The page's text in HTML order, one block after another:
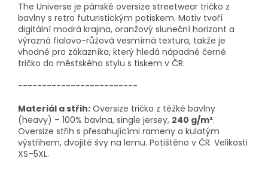
The Universe je pánské oversize streetwear tričko z
bavlny s retro futuristickým potiskem. Motiv tvoří
digitální modrá krajina, oranžový sluneční horizont a
výrazná fialovo-růžová vesmírná textura, takže je
vhodné pro zákazníka, který hledá nápadné černé
tričko do městského stylu s tiskem v ČR.
-------------------------
Materiál a střih: Oversize tričko z těžké bavlny
(heavy) – 100% bavlna, single jersey, 240 g/m².
Oversize střih s přesahujícími rameny a kulatým
výstřihem, dvojité švy na lemu. Potištěno v ČR. Velikosti
XS–5XL.